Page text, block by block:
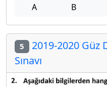
A B
5 2019-2020 Güz
Sınavı